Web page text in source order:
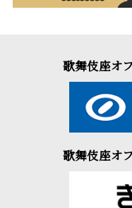
歌舞伎座オ
歌舞伎座オ